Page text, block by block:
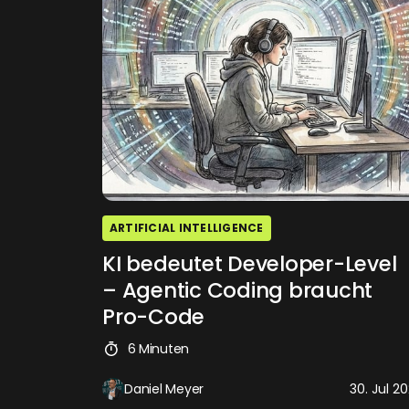
ARTIFICIAL INTELLIGENCE
KI bedeutet Developer-Level
– Agentic Coding braucht
Pro-Code
6 Minuten
Daniel Meyer 30. Jul